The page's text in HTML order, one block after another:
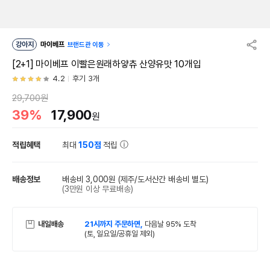
강아지 마이베프 브랜드관 이동
[2+1] 마이베프 이빨은원래하얗츄 산양유맛 10개입
4.2 후기 3개
29,700원
39% 17,900원
적립혜택 최대150점 적립
배송정보 배송비 3,000원 (제주/도서산간 배송비 별도)
(3만원 이상 무료배송)
내일배송 21시까지 주문하면, 다음날 95% 도착
(토, 일요일/공휴일 제외)